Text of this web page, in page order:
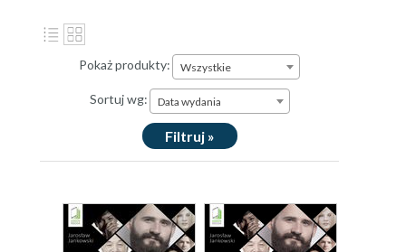
Pokaż produkty: Wszystkie
Sortuj wg: Data wydania
Filtruj »